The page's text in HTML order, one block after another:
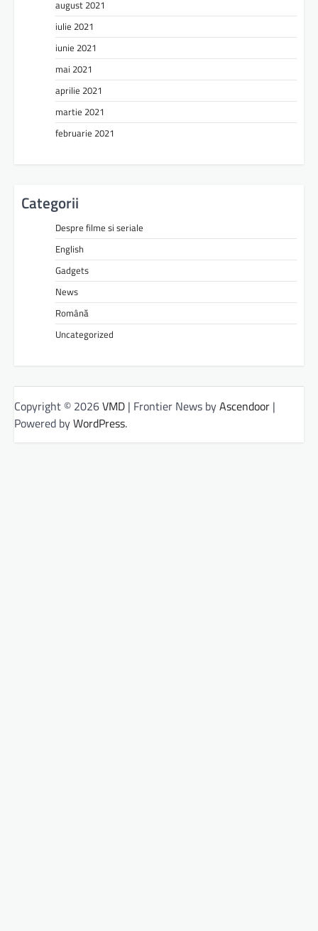
august 2021
iulie 2021
iunie 2021
mai 2021
aprilie 2021
martie 2021
februarie 2021
Categorii
Despre filme si seriale
English
Gadgets
News
Română
Uncategorized
Copyright © 2026VMD | Frontier News byAscendoor |
Powered byWordPress.